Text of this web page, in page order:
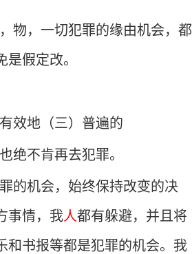
物，一切犯罪的缘由机会，都
假定改。
效地（三）普遍的
绝不肯再去犯罪。
的机会，始终保持改变的决
事情，我人都有躲避，并且将
和书报等都是犯罪的机会。我